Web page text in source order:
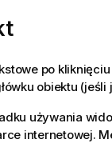
po
obiektu
używania
internetowej.